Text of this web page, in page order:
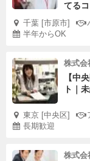
てる
千葉 [市原市]
半年からOK
株式会
【中
ト｜
東京 [中央区]
長期歓迎
株式会